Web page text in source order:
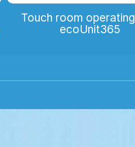
Touch room
ecoUnit365